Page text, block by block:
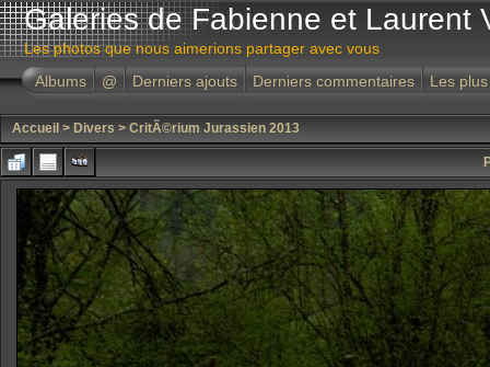
Galeries de Fabienne et Laurent
Les photos que nous aimerions partager avec vous
Albums
@ Derniers ajouts Derniers commentaires Les
Accueil > Divers > CritÃ©rium Jurassien 2013